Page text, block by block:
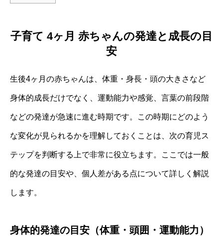
子育て 4ヶ月 赤ちゃんの発達と成長の目
安
生後4ヶ月の赤ちゃんは、体重・身長・頭の大きさなど
身体的成長だけでなく、運動能力や感覚、言葉の前段階
などの発達が急速に進む時期です。この時期にどのよう
な変化が見られるかを理解しておくことは、次の育児ス
テップを判断する上で非常に役立ちます。ここでは一般
的な発達の目安や、個人差がある点について詳しく解説
します。
身体的発達の目安（体重・頭囲・運動能力）